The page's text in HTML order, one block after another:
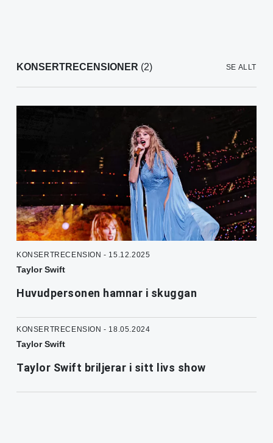
KONSERTRECENSIONER (2) SE ALLT
KONSERTRECENSION - 15.12.2025
Taylor Swift
Huvudpersonen hamnar i skuggan
KONSERTRECENSION - 18.05.2024
Taylor Swift
Taylor Swift briljerar i sitt livs show